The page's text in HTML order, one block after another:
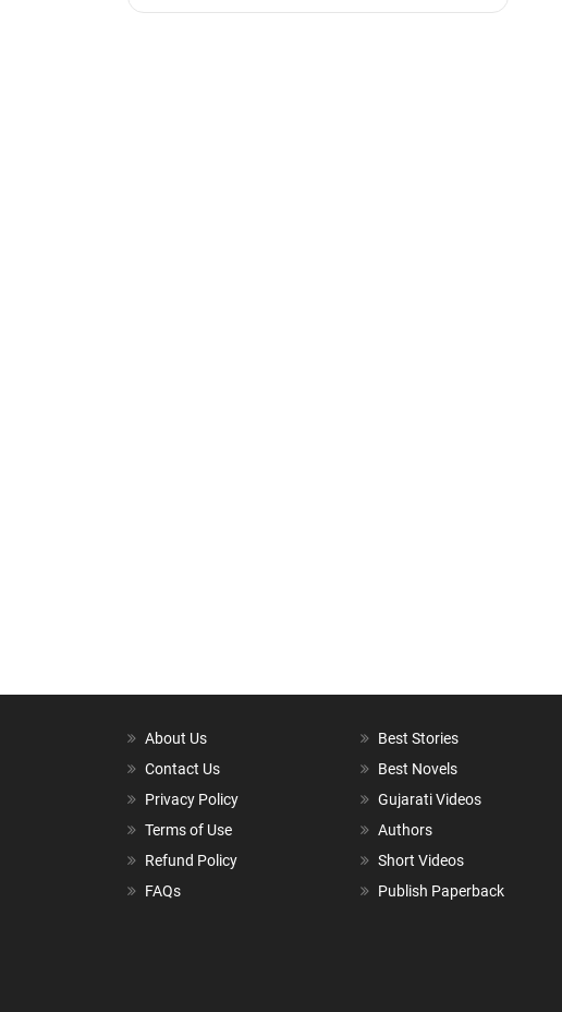
About Us
Contact Us
Privacy Policy
Terms of Use
Refund Policy
FAQs
Best Stories
Best Novels
Gujarati Videos
Authors
Short Videos
Publish Paperback